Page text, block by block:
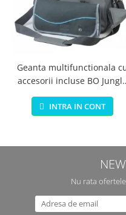
Geanta multifunctionala
accesorii incluse BO Jungle
INTRA IN CONT
Nu rata